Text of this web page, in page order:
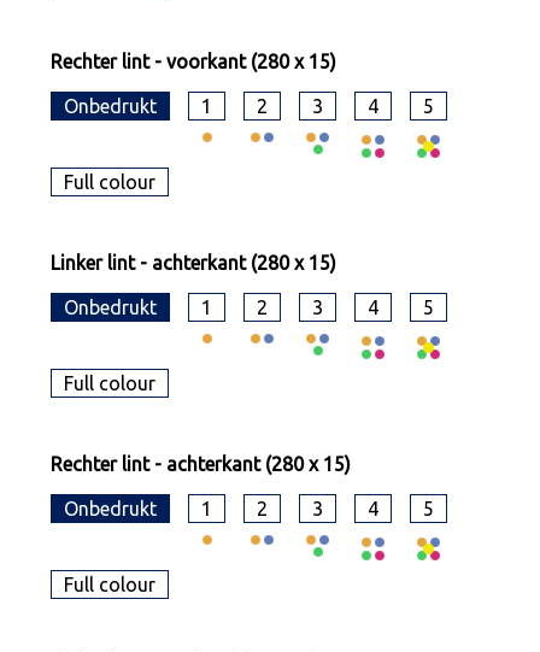
Rechter lint - voorkant (280 x 15)
Onbedrukt 1 2 3 4 5
Full colour
Linker lint - achterkant (280 x 15)
Onbedrukt 1 2 3 4 5
Full colour
Rechter lint - achterkant (280 x 15)
Onbedrukt 1 2 3 4 5
Full colour